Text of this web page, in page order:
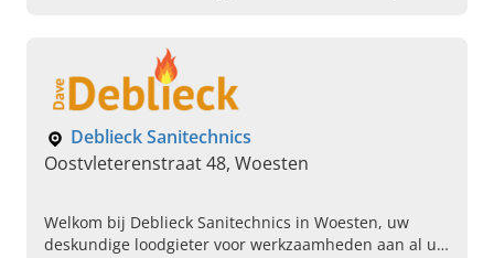
Deblieck Sanitechnics
Oostvleterenstraat 48, Woesten
Welkom bij Deblieck Sanitechnics in Woesten, uw
deskundige loodgieter voor werkzaamheden aan al uw